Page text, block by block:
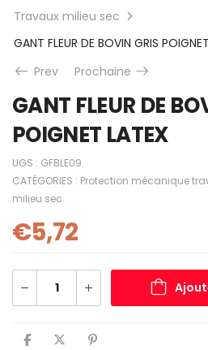
Travaux milieu sec
GANT FLEUR DE BOVIN GRIS
Prev
Prochaine
GANT FLEUR DE
POIGNET LATEX
UGS : GFBLE09
CATÉGORIES : Protection mécanique
milieu sec
€5,72